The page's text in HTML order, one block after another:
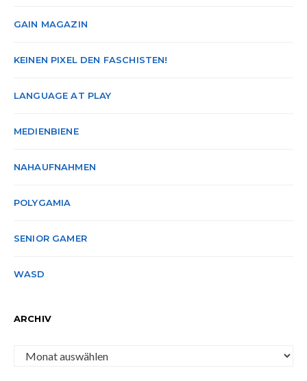
GAIN MAGAZIN
KEINEN PIXEL DEN FASCHISTEN!
LANGUAGE AT PLAY
MEDIENBIENE
NAHAUFNAHMEN
POLYGAMIA
SENIOR GAMER
WASD
ARCHIV
Archiv